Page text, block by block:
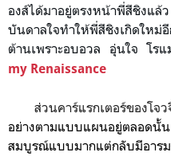
องส์ได้มาอยู่ตรงหน้าพี่สีชิง
บันดาลใจทำให้พี่สีชิงเกิดให
ต้านเพราะอบอวล อุ่นใจ โรแ
my Renaissance
ส่วนคาร์แรกเตอร์ของโจว
อย่างตามแบบแผนอยู่ตลอ
สมบูรณ์แบบมากแต่กลับมีอา